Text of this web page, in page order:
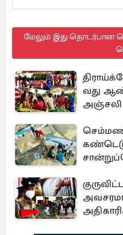
மேலும் இது தொடர்பான
வது
அஞ்சலி